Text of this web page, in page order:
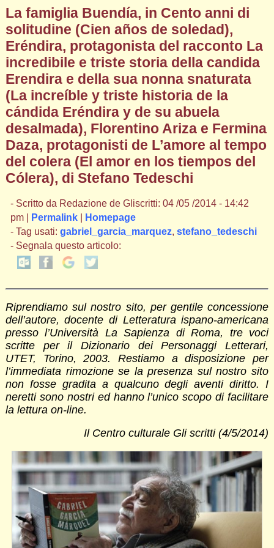
La famiglia Buendía, in Cento anni di
solitudine (Cien años de soledad),
Eréndira, protagonista del racconto La
incredibile e triste storia della candida
Erendira e della sua nonna snaturata
(La increíble y triste historia de la
cándida Eréndira y de su abuela
desalmada), Florentino Ariza e Fermina
Daza, protagonisti de L’amore al tempo
del colera (El amor en los tiempos del
Cólera), di Stefano Tedeschi
- Scritto da Redazione de Gliscritti: 04 /05 /2014 - 14:42
pm |
Permalink|
Homepage
- Tag usati: gabriel_garcia_marquez, stefano_tedeschi
- Segnala questo articolo:
Riprendiamo sul nostro sito, per gentile concessione
dell’autore, docente di Letteratura ispano-americana
presso l’Università La Sapienza di Roma, tre voci
scritte per il Dizionario dei Personaggi Letterari,
UTET, Torino, 2003. Restiamo a disposizione per
l’immediata rimozione se la presenza sul nostro sito
non fosse gradita a qualcuno degli aventi diritto. I
neretti sono nostri ed hanno l’unico scopo di facilitare
la lettura on-line.
Il Centro culturale Gli scritti (4/5/2014)